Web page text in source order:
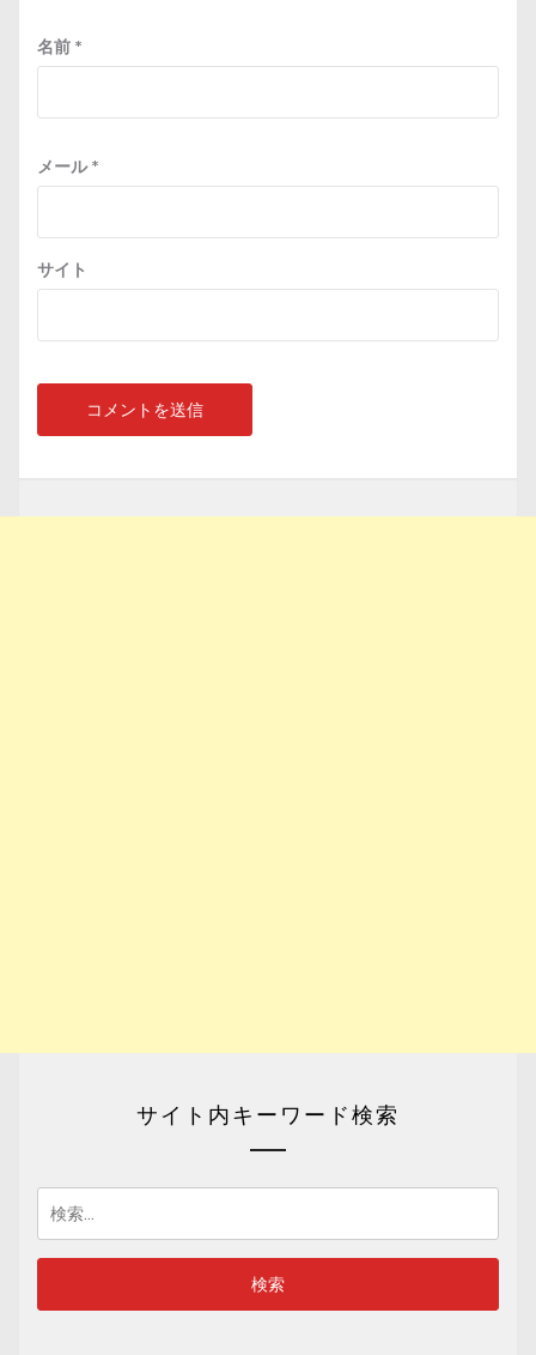
名前 *
メール*
サイト
サイト内キーワード検索
検
索: